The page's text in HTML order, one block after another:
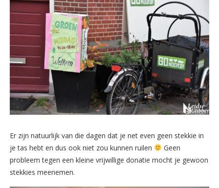
Er zijn natuurlijk van die dagen dat je net even geen stekkie in
je tas hebt en dus ook niet zou kunnen ruilen
Geen
probleem tegen een kleine vrijwillige donatie mocht je gewoon
stekkies meenemen.